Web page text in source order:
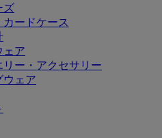
ズ
カードケース
ェア
リー・アクセサリー
ウェア